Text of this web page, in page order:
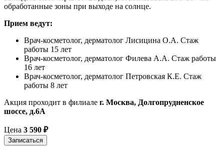
обработанные зоны при выходе на солнце.
Прием ведут:
Врач-косметолог, дерматолог Лисицина О.А. Стаж
работы 15 лет
Врач-косметолог, дерматолог Филева А.А. Стаж работы
16 лет
Врач-косметолог, дерматолог Петровская К.Е. Стаж
работы 8 лет
Акция проходит в филиале г. Москва, Долгопрудненское
шоссе, д.6А
Цена 3 590 ₽
Записаться